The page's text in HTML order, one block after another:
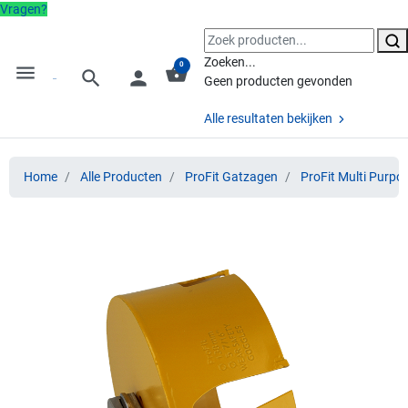
Vragen?
menu search person shopping_basket
0
Zoeken...
Geen producten gevonden
Alle resultaten bekijken
Home Alle Producten ProFit Gatzagen ProFit Multi